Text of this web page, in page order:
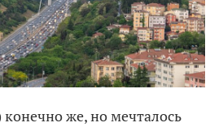
же, но мечталось